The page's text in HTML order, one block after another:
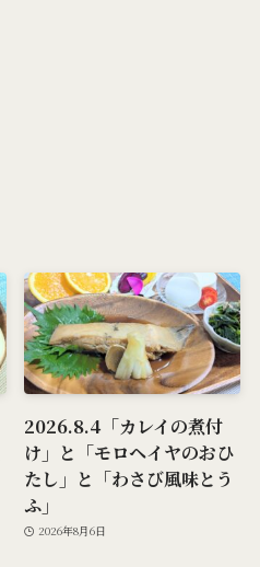
2026.8.4「カレイの煮付
け」と「モロヘイヤのおひ
たし」と「わさび風味とう
ふ」
2026年8月6日